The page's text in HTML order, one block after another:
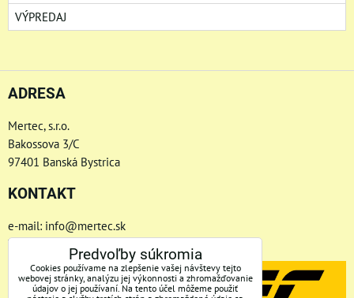
VÝPREDAJ
ADRESA
Mertec, s.r.o.
Bakossova 3/C
97401 Banská Bystrica
KONTAKT
e-mail: info@mertec.sk
Telefón: +421 48-4800 791
Predvoľby súkromia
Cookies používame na zlepšenie vašej návštevy tejto
webovej stránky, analýzu jej výkonnosti a zhromažďovanie
údajov o jej používaní. Na tento účel môžeme použiť